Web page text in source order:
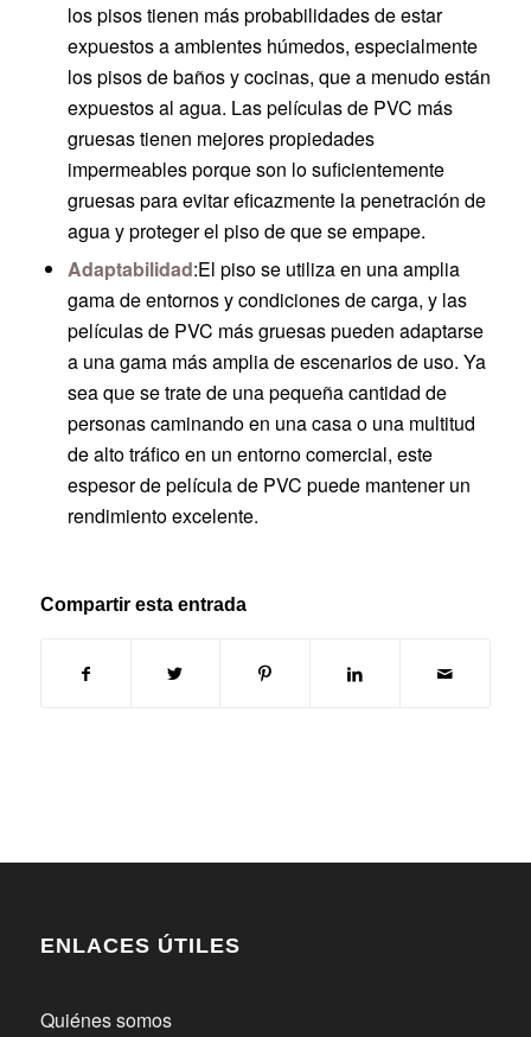
los pisos tienen más probabilidades de estar
expuestos a ambientes húmedos, especialmente
los pisos de baños y cocinas, que a menudo están
expuestos al agua. Las películas de PVC más
gruesas tienen mejores propiedades
impermeables porque son lo suficientemente
gruesas para evitar eficazmente la penetración de
agua y proteger el piso de que se empape.
Adaptabilidad:El piso se utiliza en una amplia
gama de entornos y condiciones de carga, y las
películas de PVC más gruesas pueden adaptarse
a una gama más amplia de escenarios de uso. Ya
sea que se trate de una pequeña cantidad de
personas caminando en una casa o una multitud
de alto tráfico en un entorno comercial, este
espesor de película de PVC puede mantener un
rendimiento excelente.
Compartir esta entrada
ENLACES ÚTILES
Quiénes somos